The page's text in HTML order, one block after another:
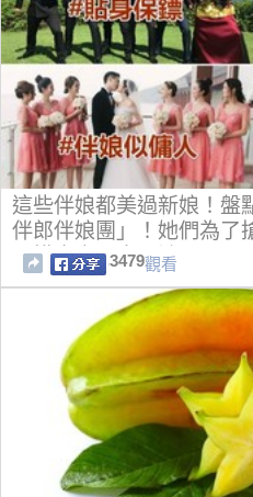
這些伴娘都美過新娘！盤
伴郎伴娘團」！她們為了
不惜大方露出內褲！
3479觀看